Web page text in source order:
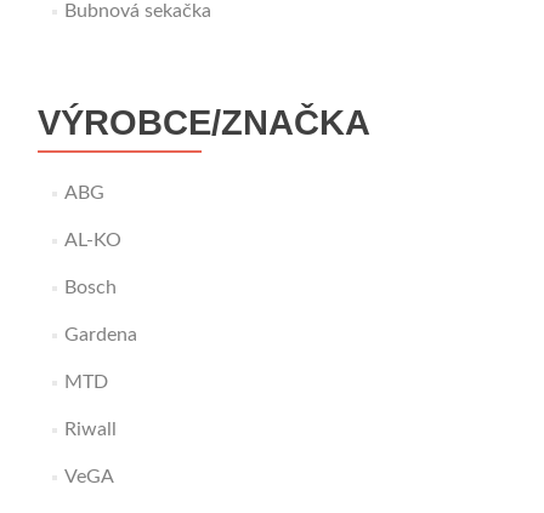
Bubnová sekačka
VÝROBCE/ZNAČKA
ABG
AL-KO
Bosch
Gardena
MTD
Riwall
VeGA